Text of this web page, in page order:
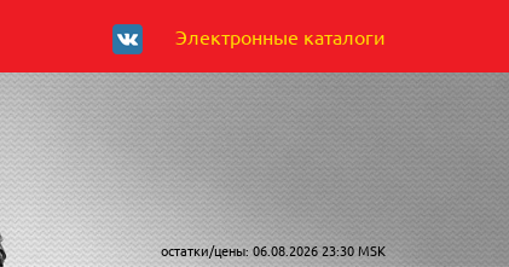
Электронные каталоги
остатки/цены: 06.08.2026 23:30 MSK